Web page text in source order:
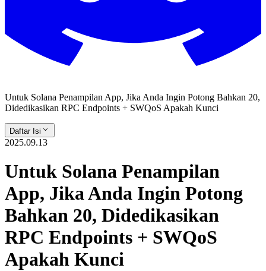
Untuk Solana Penampilan App, Jika Anda Ingin Potong Bahkan 20,
Didedikasikan RPC Endpoints + SWQoS Apakah Kunci
Daftar Isi
2025.09.13
Untuk Solana Penampilan
App, Jika Anda Ingin Potong
Bahkan 20, Didedikasikan
RPC Endpoints + SWQoS
Apakah Kunci